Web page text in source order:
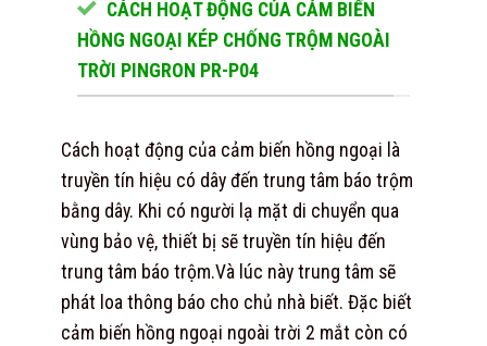
CÁCH HOẠT ĐỘNG CỦA CẢM BIẾN
HỒNG NGOẠI KÉP CHỐNG TRỘM NGOÀI
TRỜI PINGRON PR-P04
Cách hoạt động của cảm biến hồng ngoại là
truyền tín hiệu có dây đến trung tâm báo trộm
bằng dây. Khi có người lạ mặt di chuyển qua
vùng bảo vệ, thiết bị sẽ truyền tín hiệu đến
trung tâm báo trộm.Và lúc này trung tâm sẽ
phát loa thông báo cho chủ nhà biết. Đặc biết
cảm biến hồng ngoại ngoài trời 2 mắt còn có